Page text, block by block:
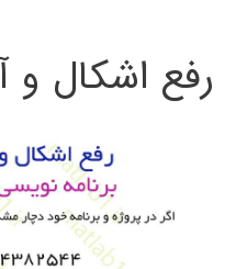
ج
رفع اشکال و